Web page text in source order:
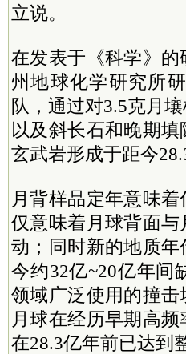
立说。
在发表于《科学》
州地球化学研究所
队，通过对3.5克月
以及斜长石和晚期
玄武岩形成于距今
月背样品定年意味
仅意味着月球背面
动；同时新的地质
今约32亿~20亿年间
领域广泛使用的撞
月球在经历早期高
在28.3亿年前已达到